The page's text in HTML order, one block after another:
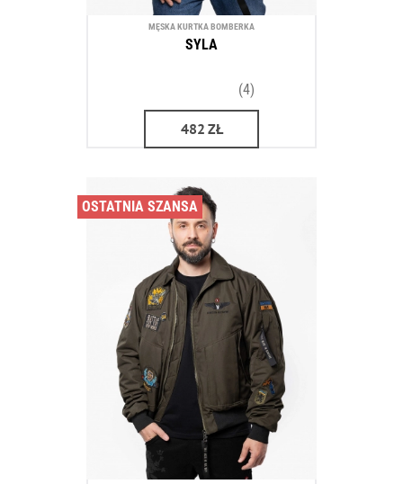
MĘSKA KURTKA BOMBERKA
SYLA
(4)
482 ZŁ
OSTATNIA SZANSA